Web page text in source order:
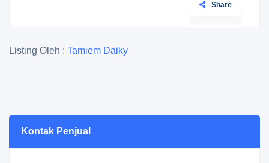
Share
Listing Oleh : Tamiem Daiky
Kontak Penjual